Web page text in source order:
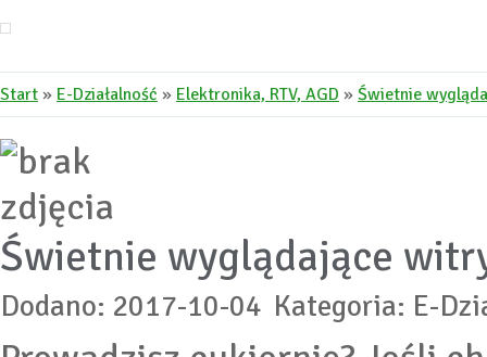
Start » E-Działalność » Elektronika, RTV, AGD » Świetnie
Świetnie wyglądające
Dodano: 2017-10-04 Kategoria: E-